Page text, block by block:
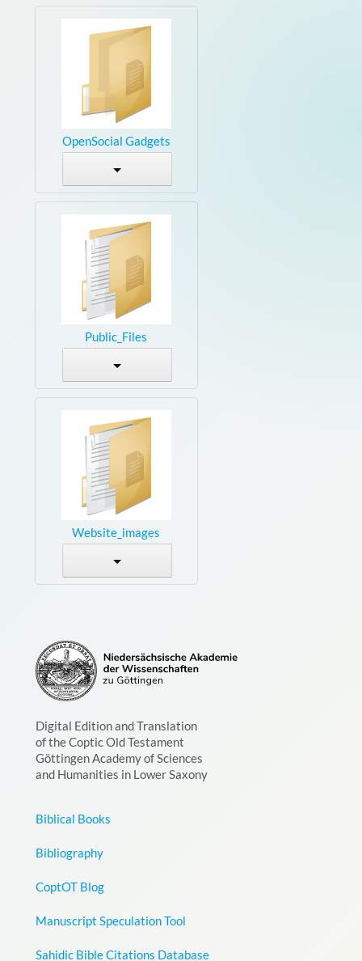
OpenSocial Gadgets
Public_Files
Website_images
Digital Edition and Translation
of the Coptic Old Testament
Göttingen Academy of Sciences
and Humanities in Lower Saxony
Biblical Books
Bibliography
CoptOT Blog
Manuscript Speculation Tool
Sahidic Bible Citations Database